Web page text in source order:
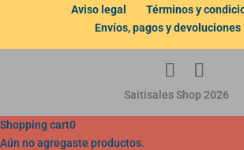
Aviso legal
Términos y
Envíos, pagos y devoluciones
Saitisales Shop 2026
Shopping cart0
Aún no agregaste productos.